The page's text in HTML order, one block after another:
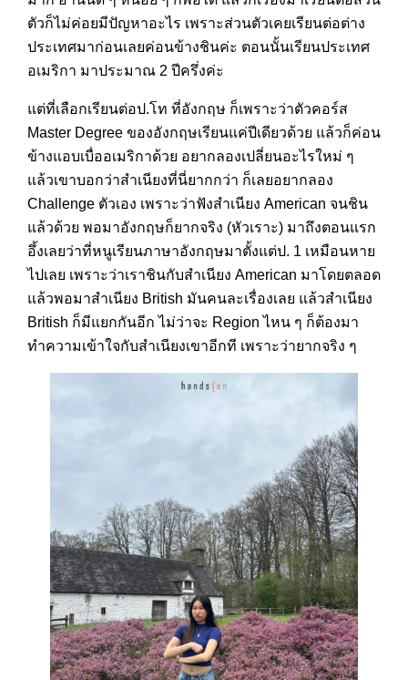
ตัวก็ไม่ค่อยมีปัญหาอะไร เพราะส่วนตัวเคยเรียนต่อต่าง
ประเทศมาก่อนเลยค่อนข้างชินค่ะ ตอนนั้นเรียนประเทศ
อเมริกา มาประมาณ 2 ปีครึ่งค่ะ
แต่ที่เลือกเรียนต่อป.โท ที่อังกฤษ ก็เพราะว่าตัวคอร์ส
Master Degree ของอังกฤษเรียนแค่ปีเดียวด้วย แล้วก็ค่อน
ข้างแอบเบื่ออเมริกาด้วย อยากลองเปลี่ยนอะไรใหม่ ๆ
แล้วเขาบอกว่าสำเนียงที่นี่ยากกว่า ก็เลยอยากลอง
Challenge ตัวเอง เพราะว่าฟังสำเนียง American จนชิน
แล้วด้วย พอมาอังกฤษก็ยากจริง (หัวเราะ) มาถึงตอนแรก
อึ้งเลยว่าที่หนูเรียนภาษาอังกฤษมาตั้งแต่ป. 1 เหมือนหาย
ไปเลย เพราะว่าเราชินกับสำเนียง American มาโดยตลอด
แล้วพอมาสำเนียง British มันคนละเรื่องเลย แล้วสำเนียง
British ก็มีแยกกันอีก ไม่ว่าจะ Region ไหน ๆ ก็ต้องมา
ทำความเข้าใจกับสำเนียงเขาอีกที เพราะว่ายากจริง ๆ